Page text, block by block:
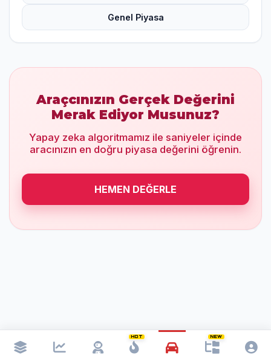
HOT NEW
Genel Piyasa
Araçcınızın Gerçek Değerini
Merak Ediyor Musunuz?
Yapay zeka algoritmamız ile saniyeler içinde
aracınızın en doğru piyasa değerini öğrenin.
HEMEN DEĞERLE